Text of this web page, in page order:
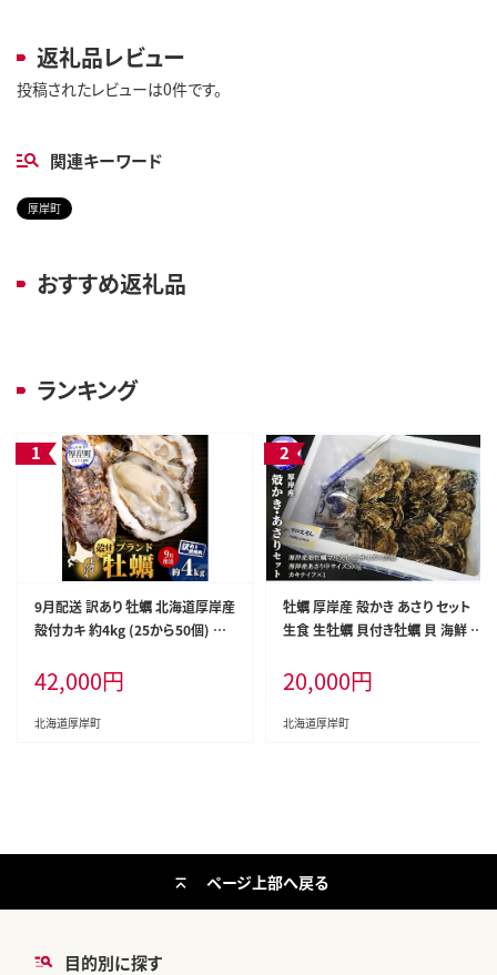
返礼品レビュー
投稿されたレビューは0件です。
関連キーワード
厚岸町
おすすめ返礼品
ランキング
9月配送 訳あり 牡蠣 北海道厚岸産
殻付カキ 約4kg (25から50個) カ
蠣 貝 海鮮 魚介類 殻付き牡蠣 マル
えもん
42,000円
北海道厚岸町
牡蠣 厚岸産 殻かき あさり セット
生食 生牡蠣 貝付き牡蠣 貝 海鮮 魚
20,000円
北海道厚岸町
目的別に探す
ページ上部へ戻る